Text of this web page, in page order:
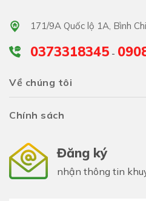
171/9A Quốc lộ 1A, Bình
0373318345 -
Về chúng tôi
Chính sách
Đăng ký
nhận thông tin